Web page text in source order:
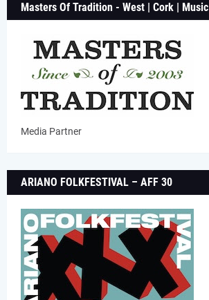
Masters Of Tradition - West | Cork | Music
Media Partner
ARIANO FOLKFESTIVAL – AFF 30